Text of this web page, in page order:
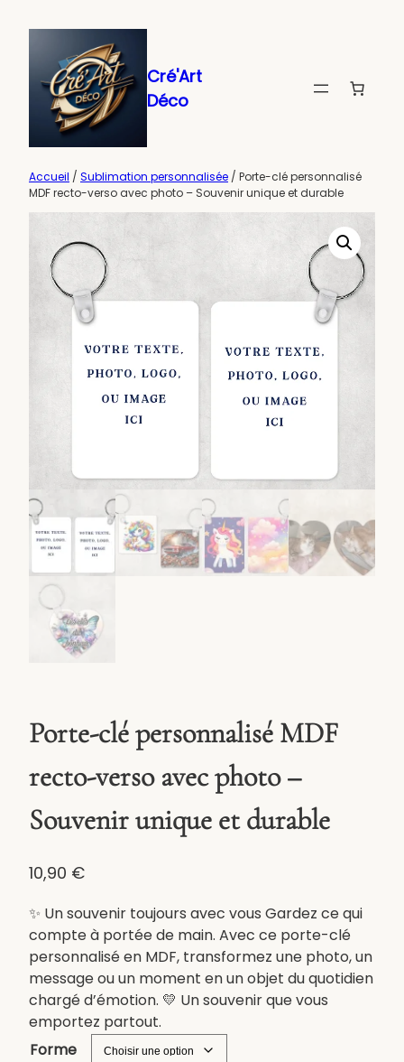
contenu
Cré'Art
Déco
Accueil / Sublimation personnalisée / Porte-clé personnalisé
MDF recto-verso avec photo – Souvenir unique et durable
Porte-clé personnalisé MDF
recto-verso avec photo –
Souvenir unique et durable
10,90 €
✨ Un souvenir toujours avec vous Gardez ce qui
compte à portée de main. Avec ce porte-clé
personnalisé en MDF, transformez une photo, un
message ou un moment en un objet du quotidien
chargé d’émotion. 💛 Un souvenir que vous
emportez partout.
Forme